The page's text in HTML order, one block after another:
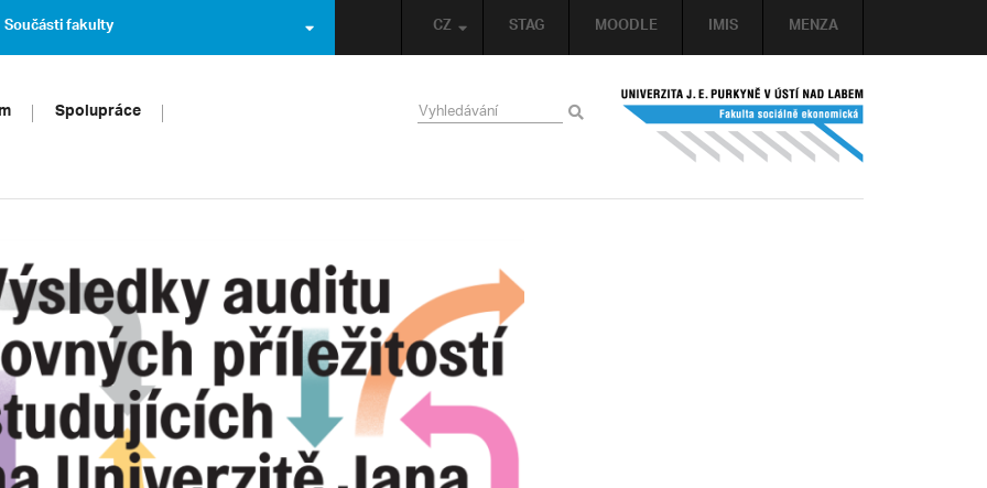
STAG MOODLE IMIS MENZA
CZ
Součásti fakulty
Spolupráce